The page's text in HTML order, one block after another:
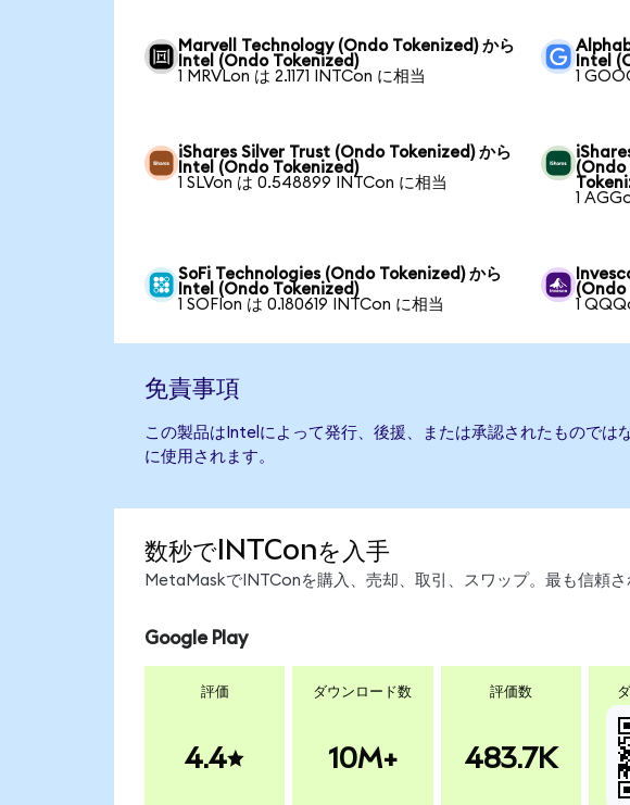
Marvell Technology (Ondo Tokenized) から
Intel (Ondo Tokenized)
1 MRVLon は 2.1171 INTCon に相当
Intel
1
iShares Silver Trust (Ondo Tokenized) から
Intel (Ondo Tokenized)
1 SLVon は 0.548899 INTCon に相当
(Ondo
1
SoFi Technologies (Ondo Tokenized) から
Intel (Ondo Tokenized)
1 SOFIon は 0.180619 INTCon に相当
(Ondo
1
免責事項
この製品はIntelによって発行、後援、または承認されたもので
に使用されます。
数秒でINTConを入手
MetaMaskでINTConを購入、売却、取引、スワップ。最も信頼さ
Google Play
評価
4.4
ダウンロード数
10M+
評価数
483.7K